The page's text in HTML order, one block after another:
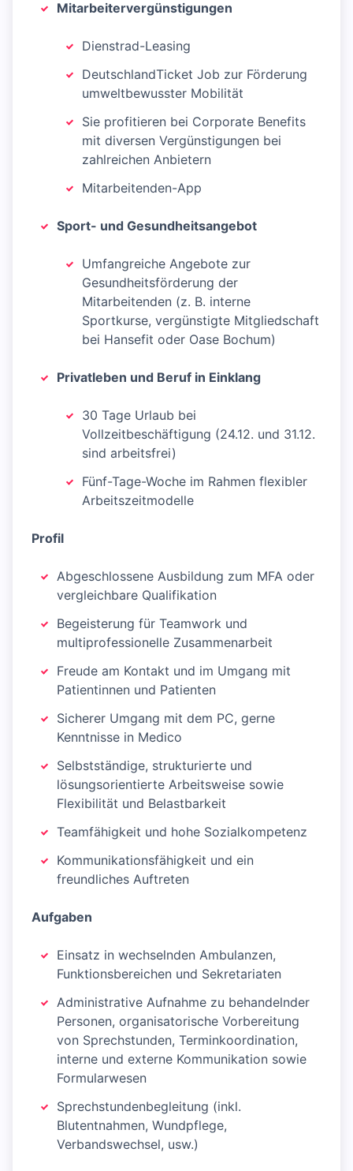
Mitarbeitervergünstigungen
Dienstrad-Leasing
DeutschlandTicket Job zur Förderung
umweltbewusster Mobilität
Sie profitieren bei Corporate Benefits
mit diversen Vergünstigungen bei
zahlreichen Anbietern
Mitarbeitenden-App
Sport- und Gesundheitsangebot
Umfangreiche Angebote zur
Gesundheitsförderung der
Mitarbeitenden (z. B. interne
Sportkurse, vergünstigte Mitgliedschaft
bei Hansefit oder Oase Bochum)
Privatleben und Beruf in Einklang
30 Tage Urlaub bei
Vollzeitbeschäftigung (24.12. und 31.12.
sind arbeitsfrei)
Fünf-Tage-Woche im Rahmen flexibler
Arbeitszeitmodelle
Profil
Abgeschlossene Ausbildung zum MFA oder
vergleichbare Qualifikation
Begeisterung für Teamwork und
multiprofessionelle Zusammenarbeit
Freude am Kontakt und im Umgang mit
Patientinnen und Patienten
Sicherer Umgang mit dem PC, gerne
Kenntnisse in Medico
Selbstständige, strukturierte und
lösungsorientierte Arbeitsweise sowie
Flexibilität und Belastbarkeit
Teamfähigkeit und hohe Sozialkompetenz
Kommunikationsfähigkeit und ein
freundliches Auftreten
Aufgaben
Einsatz in wechselnden Ambulanzen,
Funktionsbereichen und Sekretariaten
Administrative Aufnahme zu behandelnder
Personen, organisatorische Vorbereitung
von Sprechstunden, Terminkoordination,
interne und externe Kommunikation sowie
Formularwesen
Sprechstundenbegleitung (inkl.
Blutentnahmen, Wundpflege,
Verbandswechsel, usw.)